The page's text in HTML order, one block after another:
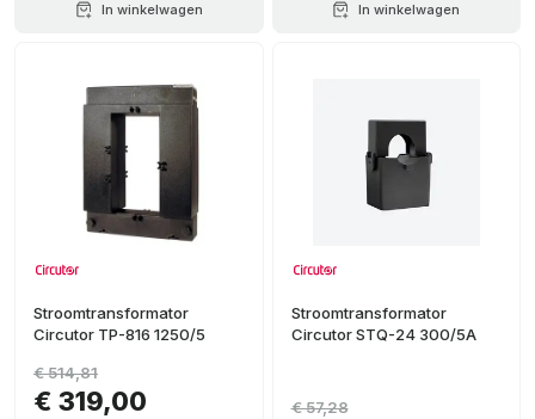
In winkelwagen In winkelwagen
Stroomtransformator
Circutor TP-816 1250/5
€ 319,00
€ 514,81
Stroomtransformator
Circutor STQ-24 300/5A
€ 57,28